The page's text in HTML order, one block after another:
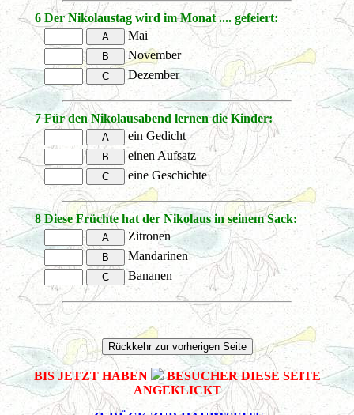
6 Der Nikolaustag wird im Monat .... gefeiert:
Mai
November
Dezember
7 Für den Nikolausabend lernen die Kinder:
ein Gedicht
einen Aufsatz
eine Geschichte
8 Diese Früchte hat der Nikolaus in seinem Sack:
Zitronen
Mandarinen
Bananen
BIS JETZT HABEN
BESUCHER DIESE SEITE
ANGEKLICKT